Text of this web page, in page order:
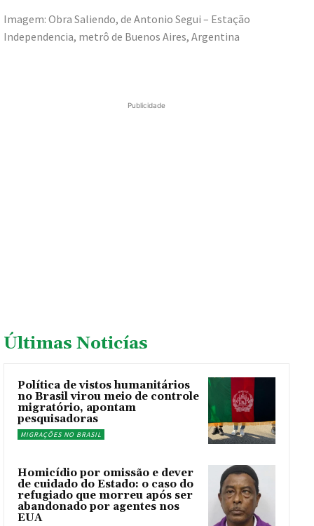
Imagem: Obra Saliendo, de Antonio Segui – Estação
Independencia, metrô de Buenos Aires, Argentina
Publicidade
Últimas Noticías
Política de vistos humanitários
no Brasil virou meio de controle
migratório, apontam
pesquisadoras
MIGRAÇÕES NO BRASIL
Homicídio por omissão e dever
de cuidado do Estado: o caso do
refugiado que morreu após ser
abandonado por agentes nos
EUA